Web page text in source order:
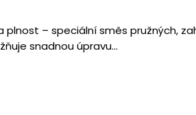
plnost – speciální směs pružných,
snadnou úpravu...